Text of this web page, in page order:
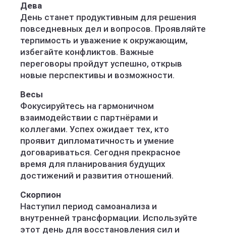
Дева
День станет продуктивным для решения
повседневных дел и вопросов. Проявляйте
терпимость и уважение к окружающим,
избегайте конфликтов. Важные
переговоры пройдут успешно, открыв
новые перспективы и возможности.
Весы
Фокусируйтесь на гармоничном
взаимодействии с партнёрами и
коллегами. Успех ожидает тех, кто
проявит дипломатичность и умение
договариваться. Сегодня прекрасное
время для планирования будущих
достижений и развития отношений.
Скорпион
Наступил период самоанализа и
внутренней трансформации. Используйте
этот день для восстановления сил и